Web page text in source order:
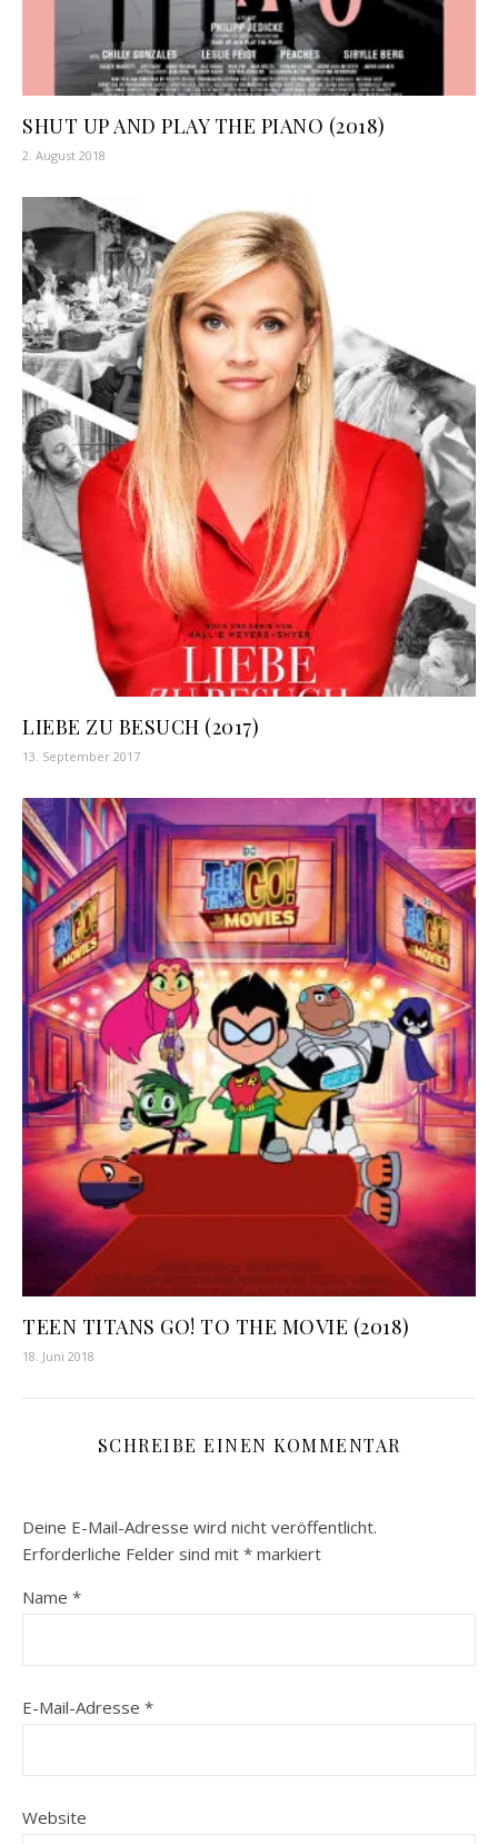
SHUT UP AND PLAY THE PIANO (2018)
2. August 2018
LIEBE ZU BESUCH (2017)
13. September 2017
TEEN TITANS GO! TO THE MOVIE (2018)
18. Juni 2018
SCHREIBE EINEN KOMMENTAR
Deine E-Mail-Adresse wird nicht veröffentlicht.
Erforderliche Felder sind mit * markiert
Name *
E-Mail-Adresse *
Website